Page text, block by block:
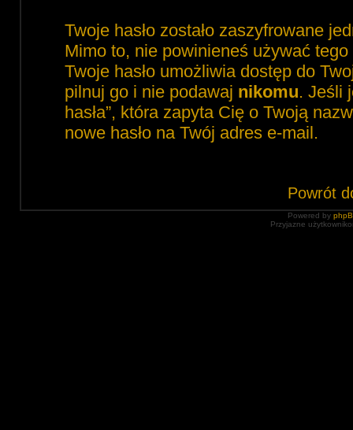
Twoje hasło zostało zaszyfrowane
Mimo to, nie powinieneś używać
Twoje hasło umożliwia dostęp do
pilnuj go i nie podawaj nikomu. Jeśli
hasła”, która zapyta Cię o Twoją
nowe hasło na Twój adres e-mail.
Powrót
Powered by
Przyjazne